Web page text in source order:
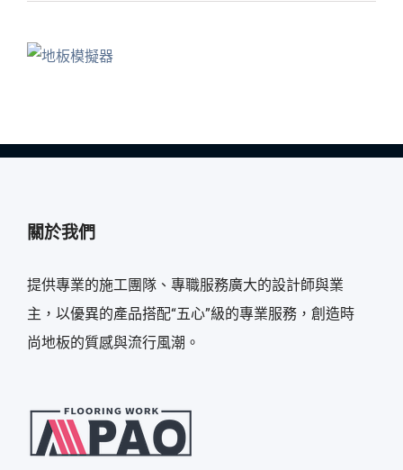
關於我們
提供專業的施工團隊、專職服務廣大的設計師與業
主，以優異的產品搭配“五心”級的專業服務，創造時
尚地板的質感與流行風潮。